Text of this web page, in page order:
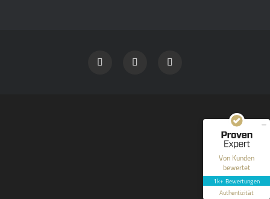
Von Kunden
bewertet
1k+ Bewertungen
Authentizität
40
Bewertungen auf
ProvenExpert.com
Blick aufs ProvenExpert-Profil werfen